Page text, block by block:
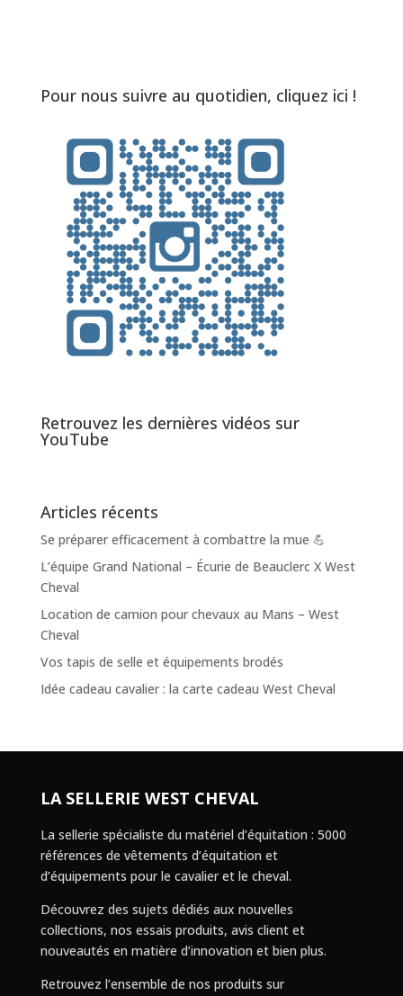
Pour nous suivre au quotidien, cliquez ici !
Retrouvez les dernières vidéos sur
YouTube
Articles récents
Se préparer efficacement à combattre la mue 💪
L’équipe Grand National – Écurie de Beauclerc X West
Cheval
Location de camion pour chevaux au Mans – West
Cheval
Vos tapis de selle et équipements brodés
Idée cadeau cavalier : la carte cadeau West Cheval
LA SELLERIE WEST CHEVAL
La sellerie spécialiste du matériel d’équitation : 5000
références de vêtements d’équitation et
d’équipements pour le cavalier et le cheval.
Découvrez des sujets dédiés aux nouvelles
collections, nos essais produits, avis client et
nouveautés en matière d’innovation et bien plus.
Retrouvez l’ensemble de nos produits sur